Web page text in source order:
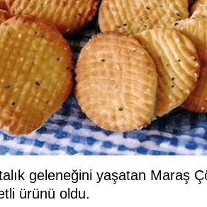
geleneğini yaşatan Maraş
ürünü oldu.